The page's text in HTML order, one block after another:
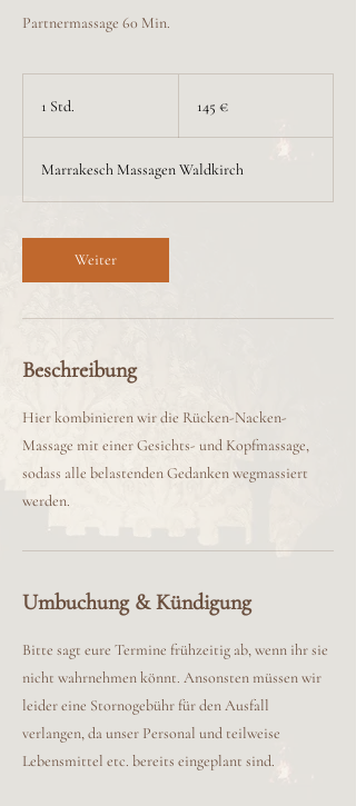
Partnermassage 60 Min.
1 Std.
S
t
145 €
Marrakesch Massagen Waldkirch
Weiter
Beschreibung
Hier kombinieren wir die Rücken-Nacken-
Massage mit einer Gesichts- und Kopfmassage,
sodass alle belastenden Gedanken wegmassiert
werden.
Umbuchung & Kündigung
Bitte sagt eure Termine frühzeitig ab, wenn ihr sie
nicht wahrnehmen könnt. Ansonsten müssen wir
leider eine Stornogebühr für den Ausfall
verlangen, da unser Personal und teilweise
Lebensmittel etc. bereits eingeplant sind.